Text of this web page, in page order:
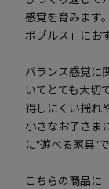
感覚を育みます
ボブルス」にお
バランス感覚に
いてとても大切
得しにくい揺れ
小さなお子さま
に"遊べる家具"で
こちらの商品に